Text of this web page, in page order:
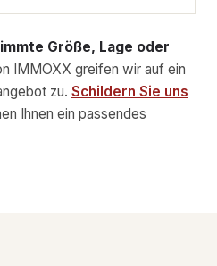
Größe, Lage oder
IMMOXX greifen wir auf ein
zu. Schildern Sie uns
Ihnen ein passendes